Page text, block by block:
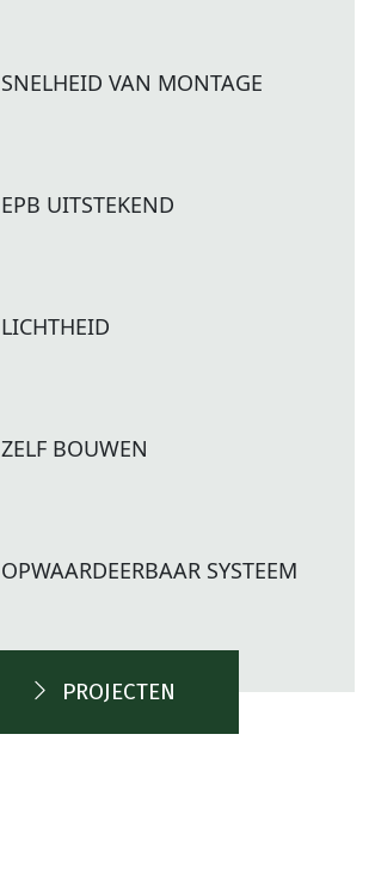
SNELHEID VAN MONTAGE
EPB UITSTEKEND
LICHTHEID
ZELF BOUWEN
OPWAARDEERBAAR SYSTEEM
PROJECTEN